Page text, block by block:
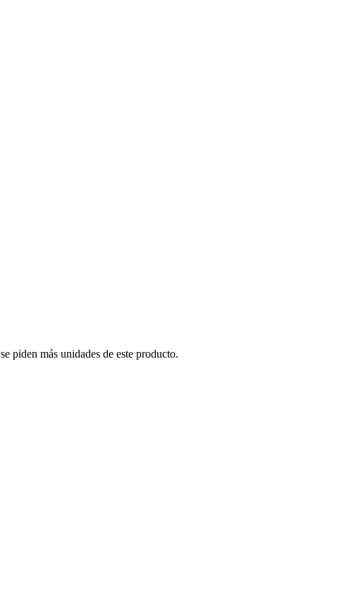
piden más unidades de este producto.